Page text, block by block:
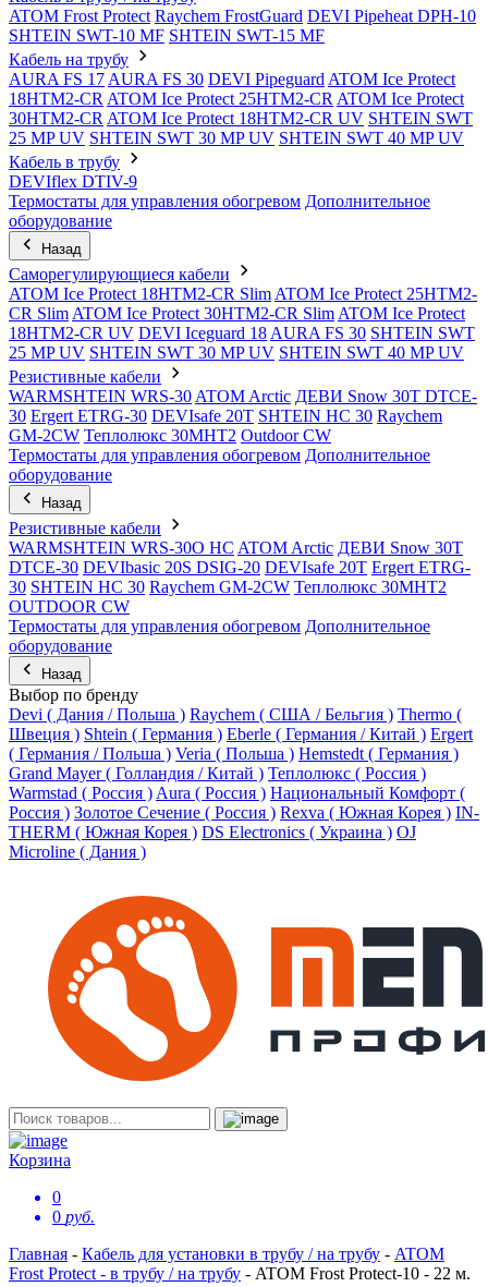
ATOM Frost Protect Raychem FrostGuard DEVI Pipeheat DPH-10
SHTEIN SWT-10 MF SHTEIN SWT-15 MF
Кабель на трубу
AURA FS 17 AURA FS 30 DEVI Pipeguard ATOM Ice Protect
18HTM2-CR ATOM Ice Protect 25HTM2-CR ATOM Ice Protect
30HTM2-CR ATOM Ice Protect 18HTM2-CR UV SHTEIN SWT
25 MP UV SHTEIN SWT 30 MP UV SHTEIN SWT 40 MP UV
Кабель в трубу
DEVIflex DTIV-9
Термостаты для управления обогревом Дополнительное
оборудование
Назад
Саморегулирующиеся кабели
ATOM Ice Protect 18HTM2-CR Slim ATOM Ice Protect 25HTM2-
CR Slim ATOM Ice Protect 30HTM2-CR Slim ATOM Ice Protect
18HTM2-CR UV DEVI Iceguard 18 AURA FS 30 SHTEIN SWT
25 MP UV SHTEIN SWT 30 MP UV SHTEIN SWT 40 MP UV
Резистивные кабели
WARMSHTEIN WRS-30 ATOM Arctic ДЕВИ Snow 30T DTCE-
30 Ergert ETRG-30 DEVIsafe 20T SHTEIN HC 30 Raychem
GM-2CW Теплолюкс 30МНТ2 Outdoor CW
Термостаты для управления обогревом Дополнительное
оборудование
Назад
Резистивные кабели
WARMSHTEIN WRS-30O HC ATOM Arctic ДЕВИ Snow 30T
DTCE-30 DEVIbasic 20S DSIG-20 DEVIsafe 20T Ergert ETRG-
30 SHTEIN HC 30 Raychem GM-2CW Теплолюкс 30МНТ2
OUTDOOR CW
Термостаты для управления обогревом Дополнительное
оборудование
Назад
Выбор по бренду
Devi ( Дания / Польша ) Raychem ( США / Бельгия ) Thermo (
Швеция ) Shtein ( Германия ) Eberle ( Германия / Китай ) Ergert
( Германия / Польша ) Veria ( Польша ) Hemstedt ( Германия )
Grand Mayer ( Голландия / Китай ) Теплолюкс ( Россия )
Warmstad ( Россия ) Aura ( Россия ) Национальный Комфорт (
Россия ) Золотое Сечение ( Россия ) Rexva ( Южная Корея ) IN-
THERM ( Южная Корея ) DS Electronics ( Украина ) OJ
Microline ( Дания )
Корзина
0
0 руб.
Главная - Кабель для установки в трубу / на трубу - ATOM
Frost Protect - в трубу / на трубу - ATOM Frost Protect-10 - 22 м.